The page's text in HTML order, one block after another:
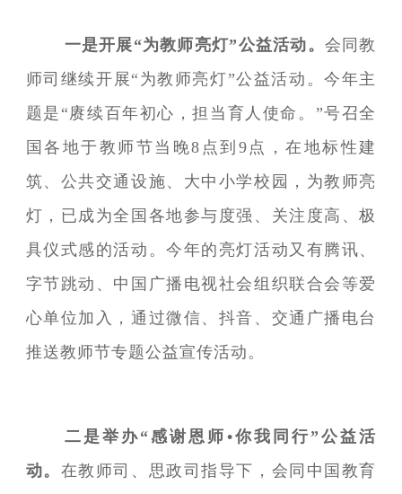
一是开展“为教师亮灯”公益活动。 会同教
师司继续开展“为教师亮灯”公益活动。今年主
题是“赓续百年初心，担当育人使命。”号召全
国各地于教师节当晚8点到9点，在地标性建
筑、公共交通设施、大中小学校园，为教师亮
灯，已成为全国各地参与度强、关注度高、极
具仪式感的活动。今年的亮灯活动又有腾讯、
字节跳动、中国广播电视社会组织联合会等爱
心单位加入，通过微信、抖音、交通广播电台
推送教师节专题公益宣传活动。
二是举办“感谢恩师•你我同行”公益活
动。 在教师司、思政司指导下，会同中国教育